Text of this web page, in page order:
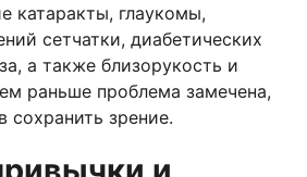
катаракты, глаукомы,
сетчатки, диабетических
а также близорукость и
раньше проблема замечена,
зрение.